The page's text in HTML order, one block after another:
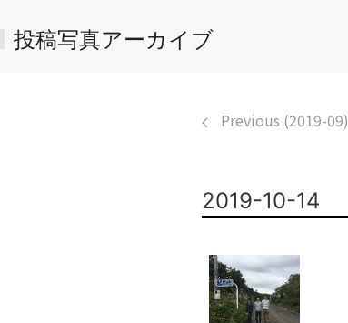
投稿写真アーカイブ
Previous (2019-09)
2019-10-14